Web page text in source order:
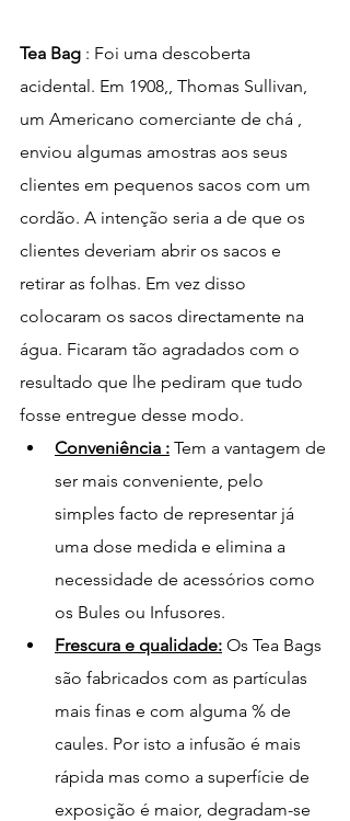
Tea Bag : Foi uma descoberta
acidental. Em 1908,, Thomas Sullivan,
um Americano comerciante de chá ,
enviou algumas amostras aos seus
clientes em pequenos sacos com um
cordão. A intenção seria a de que os
clientes deveriam abrir os sacos e
retirar as folhas. Em vez disso
colocaram os sacos directamente na
água. Ficaram tão agradados com o
resultado que lhe pediram que tudo
fosse entregue desse modo.
Conveniência : Tem a vantagem de
ser mais conveniente, pelo
simples facto de representar já
uma dose medida e elimina a
necessidade de acessórios como
os Bules ou Infusores.
Frescura e qualidade: Os Tea Bags
são fabricados com as partículas
mais finas e com alguma % de
caules. Por isto a infusão é mais
rápida mas como a superfície de
exposição é maior, degradam-se